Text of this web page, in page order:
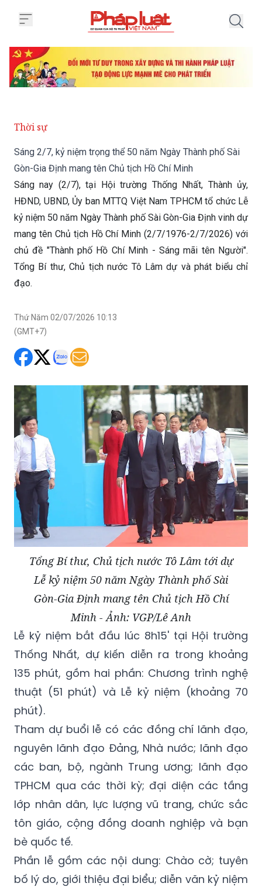
Thời sự
Sáng 2/7, kỷ niệm trọng thể 50 năm Ngày Thành phố Sài
Gòn-Gia Định mang tên Chủ tịch Hồ Chí Minh
Sáng nay (2/7), tại Hội trường Thống Nhất, Thành ủy,
HĐND, UBND, Ủy ban MTTQ Việt Nam TPHCM tổ chức Lễ
kỷ niệm 50 năm Ngày Thành phố Sài Gòn-Gia Định vinh dự
mang tên Chủ tịch Hồ Chí Minh (2/7/1976-2/7/2026) với
chủ đề "Thành phố Hồ Chí Minh - Sáng mãi tên Người".
Tổng Bí thư, Chủ tịch nước Tô Lâm dự và phát biểu chỉ
đạo.
Thứ Năm 02/07/2026 10:13
(GMT+7)
Tổng Bí thư, Chủ tịch nước Tô Lâm tới dự
Lễ kỷ niệm 50 năm Ngày Thành phố Sài
Gòn-Gia Định mang tên Chủ tịch Hồ Chí
Minh - Ảnh: VGP/Lê Anh
Lễ kỷ niệm bắt đầu lúc 8h15' tại Hội trường
Thống Nhất, dự kiến diễn ra trong khoảng
135 phút, gồm hai phần: Chương trình nghệ
thuật (51 phút) và Lễ kỷ niệm (khoảng 70
phút).
Tham dự buổi lễ có các đồng chí lãnh đạo,
nguyên lãnh đạo Đảng, Nhà nước; lãnh đạo
các ban, bộ, ngành Trung ương; lãnh đạo
TPHCM qua các thời kỳ; đại diện các tầng
lớp nhân dân, lực lượng vũ trang, chức sắc
tôn giáo, cộng đồng doanh nghiệp và bạn
bè quốc tế.
Phần lễ gồm các nội dung: Chào cờ; tuyên
bố lý do, giới thiệu đại biểu; diễn văn kỷ niệm